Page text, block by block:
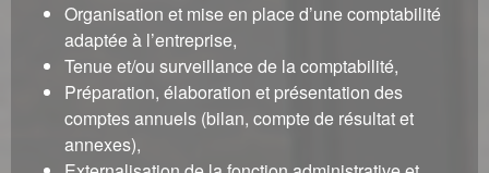
Organisation et mise en place d’une comptabilité
adaptée à l’entreprise,
Tenue et/ou surveillance de la comptabilité,
Préparation, élaboration et présentation des
comptes annuels (bilan, compte de résultat et
annexes),